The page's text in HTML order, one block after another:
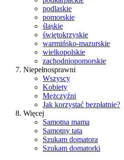
podlaskie
pomorskie
śląskie
świętokrzyskie
warmińsko-mazurskie
wielkopolskie
zachodniopomorskie
Niepełnosprawni
Wszyscy
Kobiety
Mężczyźni
Jak korzystać bezpłatnie?
Więcej
Samotna mama
Samotny tata
Szukam domatora
Szukam domatorki